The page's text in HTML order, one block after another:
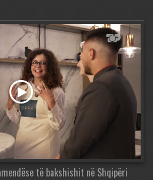
të bakshishit në Shqipëri